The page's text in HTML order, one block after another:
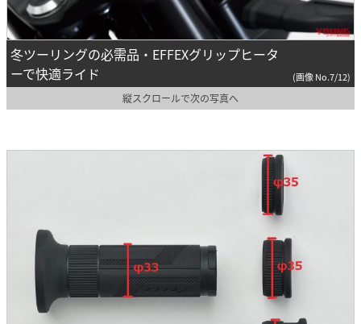
冬ツーリングの必需品・EFFEXグリップヒータ
ーで快適ライド
(画像 No.7/12)
縦スクロールで次の写真へ